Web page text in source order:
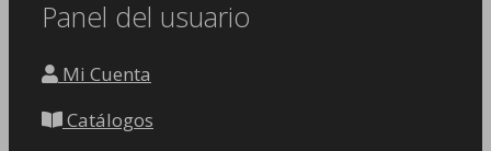
Panel del usuario
Mi Cuenta
Catálogos